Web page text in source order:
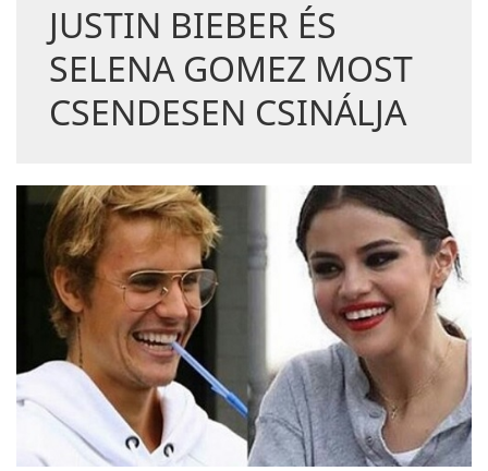
JUSTIN BIEBER ÉS
SELENA GOMEZ MOST
CSENDESEN CSINÁLJA